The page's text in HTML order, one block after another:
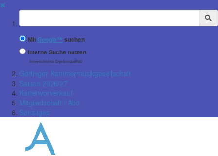
✖
Suchbegriff
Mit Google™ suchen
Interne Suche nutzen
(eingeschränkte Ergebnisqualität)
Göttinger Kammermusikgesellschaft
Saison 2026/27
Kartenvorverkauf
Mitgliedschaft / Abo
Sonstiges